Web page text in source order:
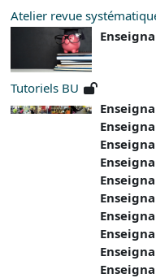
Atelier revue
Tutoriels BU